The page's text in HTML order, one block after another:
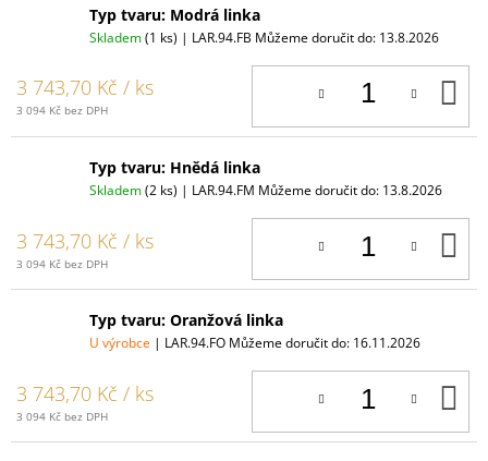
Typ tvaru: Modrá linka
Skladem(1 ks) | LAR.94.FB Můžeme doručit do: 13.8.2026
3 743,70 Kč / ks
3 094 Kč bez DPH
Typ tvaru: Hnědá linka
Skladem(2 ks) | LAR.94.FM Můžeme doručit do: 13.8.2026
3 743,70 Kč / ks
3 094 Kč bez DPH
Typ tvaru: Oranžová linka
U výrobce | LAR.94.FO Můžeme doručit do: 16.11.2026
3 743,70 Kč / ks
3 094 Kč bez DPH